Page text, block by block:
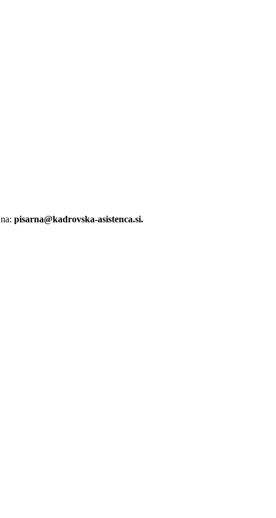
na:pisarna@kadrovska-asistenca.si.